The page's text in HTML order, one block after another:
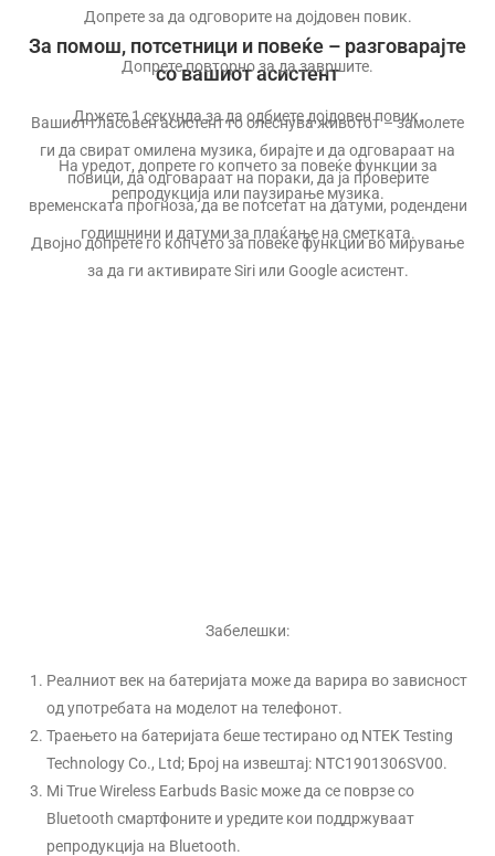
Допрете за да одговорите на дојдовен повик.
Допрете повторно за да завршите.
Држете 1 секунда за да одбиете дојдовен повик.
На уредот, допрете го копчето за повеќе функции за
репродукција или паузирање музика.
Двојно допрете го копчето за повеќе функции во мирување
за да ги активирате Siri или Google асистент.
За помош, потсетници и повеќе – разговарајте
со вашиот асистент
Вашиот гласовен асистент го олеснува животот – замолете
ги да свират омилена музика, бирајте и да одговараат на
повици, да одговараат на пораки, да ја проверите
временската прогноза, да ве потсетат на датуми, родендени
годишнини и датуми за плаќање на сметката.
Забелешки:
Реалниот век на батеријата може да варира во зависност
од употребата на моделот на телефонот.
Траењето на батеријата беше тестирано од NTEK Testing
Technology Co., Ltd; Број на извештај: NTC1901306SV00.
Mi True Wireless Earbuds Basic може да се поврзе со
Bluetooth смартфоните и уредите кои поддржуваат
репродукција на Bluetooth.